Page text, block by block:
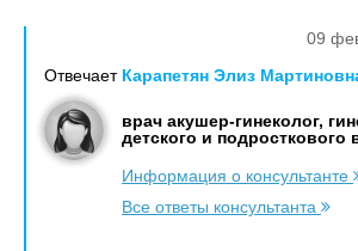
09
Отвечает Карапетян Элиз
врач акушер-гинеколог,
детского и подросткового
Информация о консультанте
Все ответы консультанта